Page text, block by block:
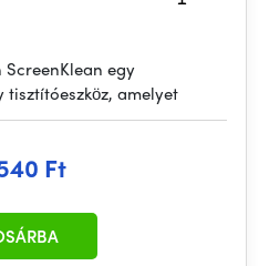
ScreenKlean egy
tisztítóeszköz, amelyet
Ft